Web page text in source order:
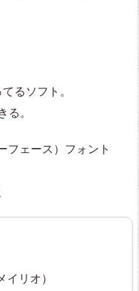
るソフト。
。
ェース）フォント
リオ）